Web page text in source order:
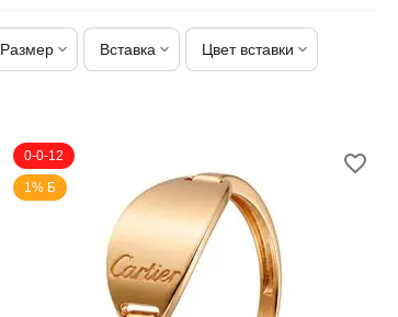
Размер Вставка Цвет вставки
0-0-12
1% Б